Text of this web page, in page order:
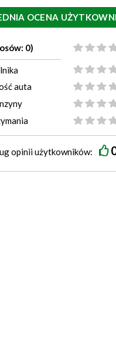
OCENA
0)
auta
opiniiużytkowników: